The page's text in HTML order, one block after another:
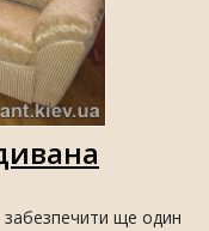
ще один